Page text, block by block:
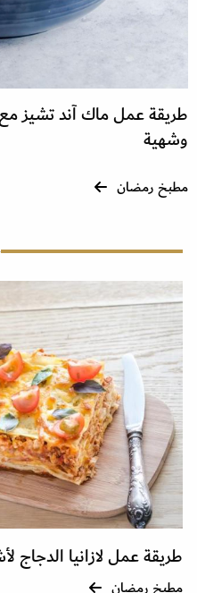
طريقة عمل ماك آند تشيز
وشهية
مطبخ رمضان
طريقة عمل لازانيا الدجاج
مطبخ رمضان